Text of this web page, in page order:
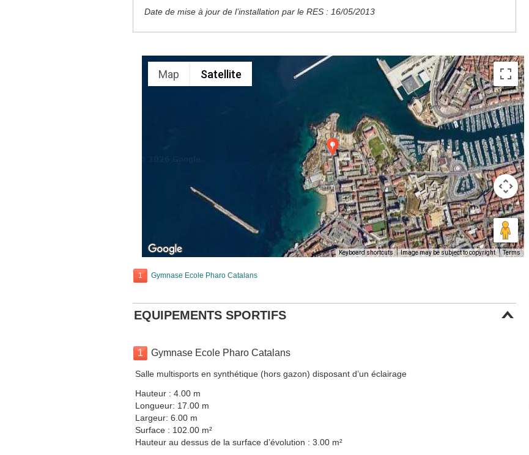
Date de mise à jour de l’installation par le RES : 16/05/2013
Map Satellite
Keyboard shortcuts Image may be subject to copyright Terms
1 Gymnase Ecole Pharo Catalans
EQUIPEMENTS SPORTIFS
1 Gymnase Ecole Pharo Catalans
Salle multisports en synthétique (hors gazon) disposant d’un éclairage
Hauteur : 4.00 m
Longueur: 17.00 m
Largeur: 6.00 m
Surface : 102.00 m²
Hauteur au dessus de la surface d’évolution : 3.00 m²